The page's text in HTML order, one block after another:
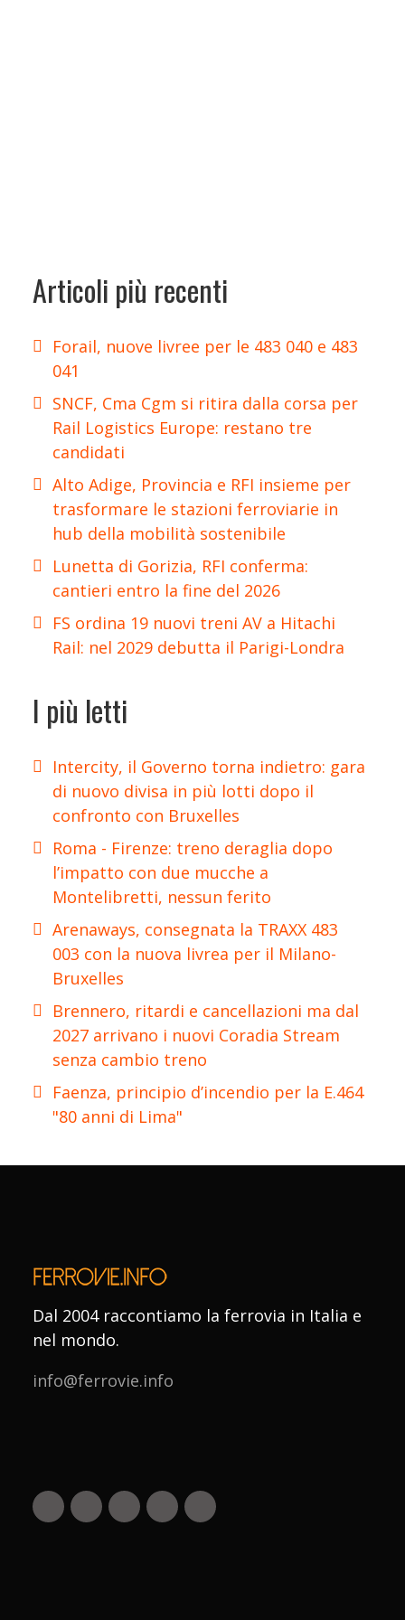
Articoli più recenti
Forail, nuove livree per le 483 040 e 483
041
SNCF, Cma Cgm si ritira dalla corsa per
Rail Logistics Europe: restano tre
candidati
Alto Adige, Provincia e RFI insieme per
trasformare le stazioni ferroviarie in
hub della mobilità sostenibile
Lunetta di Gorizia, RFI conferma:
cantieri entro la fine del 2026
FS ordina 19 nuovi treni AV a Hitachi
Rail: nel 2029 debutta il Parigi-Londra
I più letti
Intercity, il Governo torna indietro: gara
di nuovo divisa in più lotti dopo il
confronto con Bruxelles
Roma - Firenze: treno deraglia dopo
l’impatto con due mucche a
Montelibretti, nessun ferito
Arenaways, consegnata la TRAXX 483
003 con la nuova livrea per il Milano-
Bruxelles
Brennero, ritardi e cancellazioni ma dal
2027 arrivano i nuovi Coradia Stream
senza cambio treno
Faenza, principio d’incendio per la E.464
"80 anni di Lima"
Dal 2004 raccontiamo la ferrovia in Italia e
nel mondo.
info@ferrovie.info